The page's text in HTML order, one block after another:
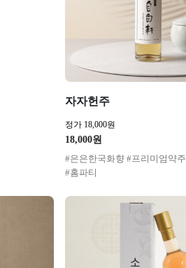
자자헌주
정가 18,000원
18,000원
#은은한국화향 #프리미엄약주
#홈파티